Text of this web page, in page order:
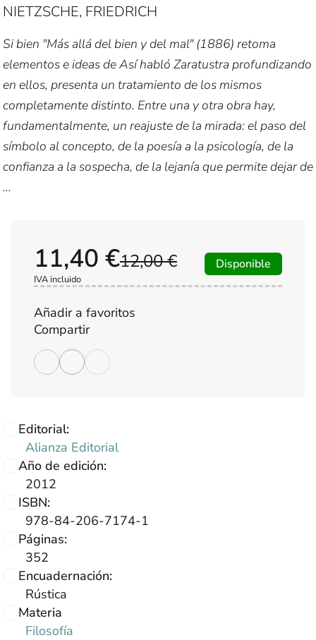
NIETZSCHE, FRIEDRICH
Si bien "Más allá del bien y del mal" (1886) retoma
elementos e ideas de Así habló Zaratustra profundizando
en ellos, presenta un tratamiento de los mismos
completamente distinto. Entre una y otra obra hay,
fundamentalmente, un reajuste de la mirada: el paso del
símbolo al concepto, de la poesía a la psicología, de la
confianza a la sospecha, de la lejanía que permite dejar de
...
Editorial:
Alianza Editorial
Año de edición:
2012
ISBN:
978-84-206-7174-1
Páginas:
352
Encuadernación:
Rústica
Materia
Filosofía
12,00 €
11,40 €
IVA incluido
Disponible
Añadir a favoritos
Compartir